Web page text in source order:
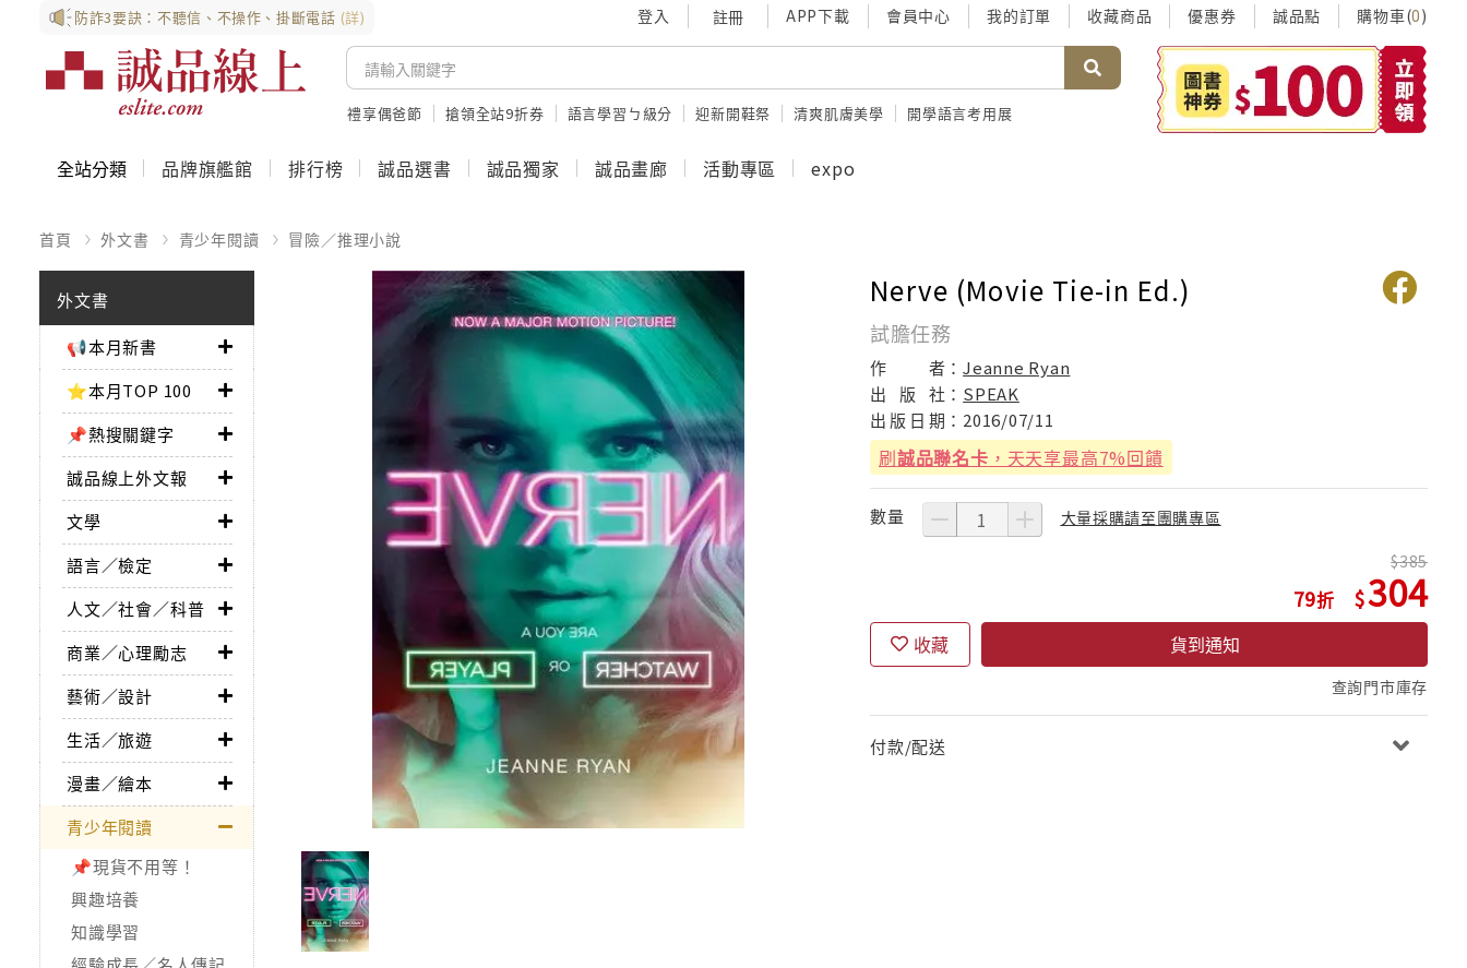
防詐3要訣：不聽信、不操作、掛斷電話 (詳) 登入 註冊 APP下載 會員中心 我的訂單 收藏商品 優惠券 誠品點 購物車(0)
禮享偶爸節 搶領全站9折券 語言學習ㄅ級分 迎新開鞋祭 清爽肌膚美學 開學語言考用展
全站分類 品牌旗艦館 排行榜 誠品選書 誠品獨家 誠品畫廊 活動專區 expo
首頁 外文書 青少年閱讀 冒險／推理小說
外文書
📢本月新書
⭐本月TOP 100
📌熱搜關鍵字
誠品線上外文報
文學
語言／檢定
人文／社會／科普
商業／心理勵志
藝術／設計
生活／旅遊
漫畫／繪本
青少年閱讀
📌現貨不用等！
興趣培養
知識學習
Nerve (Movie Tie-in Ed.)
試膽任務
作 者：Jeanne Ryan
出
版 社： SPEAK
出 版 日 期： 2016/07/11
刷誠品聯名卡 ，天天享最高7%回饋
數量 大量採購請至團購專區
79
385
304
收藏 貨到通知
查詢門市庫存
付款/配送